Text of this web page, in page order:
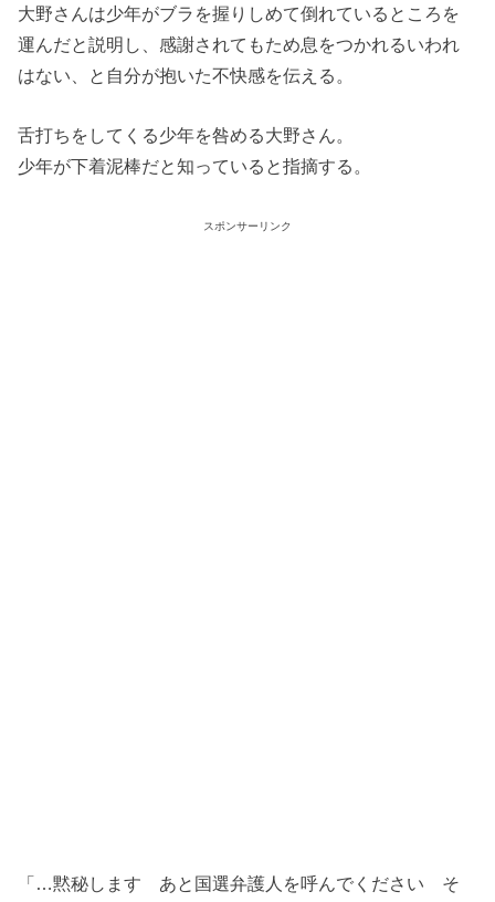
大野さんは少年がブラを握りしめて倒れているところを
運んだと説明し、感謝されてもため息をつかれるいわれ
はない、と自分が抱いた不快感を伝える。
舌打ちをしてくる少年を咎める大野さん。
少年が下着泥棒だと知っていると指摘する。
スポンサーリンク
「…黙秘します あと国選弁護人を呼んでください そ